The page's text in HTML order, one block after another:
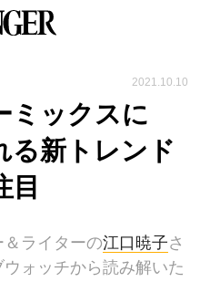
2021.10.10
ミックスに
る新トレンド
目
＆ライターの江口暁子さ
ォッチから読み解いた